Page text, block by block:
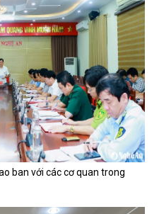
ban với các cơ quan trong